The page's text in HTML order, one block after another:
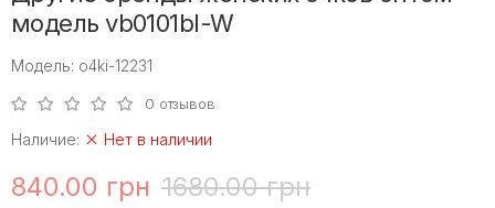
модель vb0101bl-W
Модель: o4ki-12231
0 отзывов
Наличие: Нет в наличии
840.00 грн 1680.00 грн